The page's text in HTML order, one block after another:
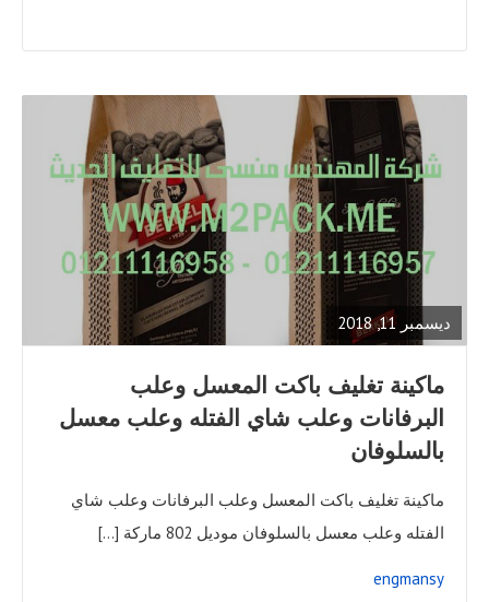
ديسمبر 11, 2018
READ
FULL
POST
ماكينة تغليف باكت المعسل وعلب
البرفانات وعلب شاي الفتله وعلب معسل
بالسلوفان
ماكينة تغليف باكت المعسل وعلب البرفانات وعلب شاي
الفتله وعلب معسل بالسلوفان موديل 802 ماركة […]
engmansy